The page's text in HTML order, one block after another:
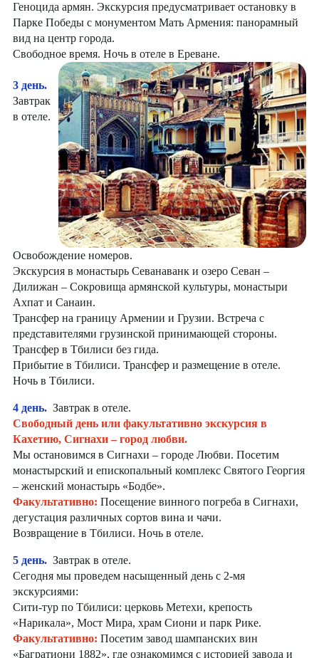
Геноцида армян. Экскурсия предусматривает остановку в
Парке Победы с монументом Мать Армения: панорамный
вид на центр города.
Свободное время. Ночь в отеле в Ереване.
3 день.
Завтрак
в отеле.
Освобождение номеров.
Экскурсия в монастырь Севанаванк и озеро Севан –
Дилижан – Сокровища армянской культуры, монастыри
Ахпат и Санаин.
Трансфер на границу Армении и Грузии. Встреча с
представителями грузинской принимающей стороны.
Трансфер в Тбилиси без гида.
Прибытие в Тбилиси. Трансфер и размещение в отеле.
Ночь в Тбилиси.
4 день. Завтрак в отеле.
Свободный день или факультативно экскурсия в
Кахетию, Сигнахи – город любви.
Мы остановимся в Сигнахи – городе Любви. Посетим
монастырский и епископальный комплекс Святого Георгия
– женский монастырь «Бодбе».
Факультативно: Посещение винного погреба в Сигнахи,
дегустация различных сортов вина и чачи.
Возвращение в Тбилиси. Ночь в отеле.
5 день. Завтрак в отеле.
Сегодня мы проведем насыщенный день с 2-мя
экскурсиями:
Сити-тур по Тбилиси: церковь Метехи, крепость
«Нарикала», Мост Мира, храм Сиони и парк Рике.
Факультативно: Посетим завод шампанских вин
«Багратиони 1882», где ознакомимся с историей завода и